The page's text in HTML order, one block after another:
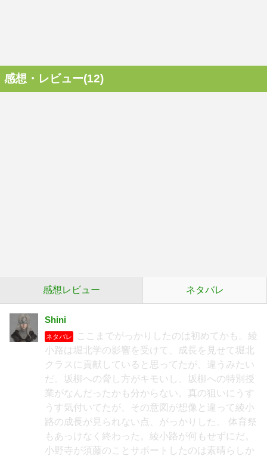
感想・レビュー(12)
感想レビュー ネタバレ
Shini
ネタバレ
ここまでがっかりしたのは初めてかも。綾
小路は堀北学の影響を受けて、成長を見せて堀北
クラスに貢献していると思ってたが、違うみたい
だ。坂柳への脅し方がキモいし、坂柳への特別授
業がなんだったかも分からない。真の狙いにうす
うす気付いてたが、その意図が想像と違って綾小
路の成長が見られない点、がっかりした。 体育祭
もあっけなく終わった。綾小路が何もせずにだ。
小野寺が須藤のことサポートしたのは素晴らしか